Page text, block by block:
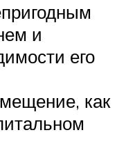
и
его
как